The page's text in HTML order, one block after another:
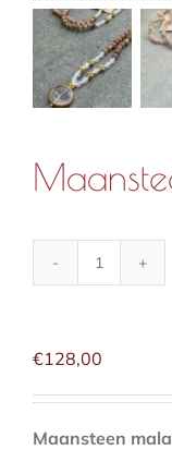
€128,00
Maansteen mala